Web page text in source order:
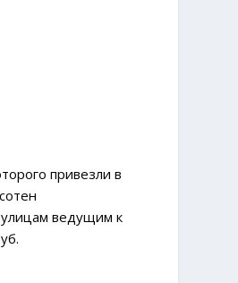
привезли в
улицам ведущим к